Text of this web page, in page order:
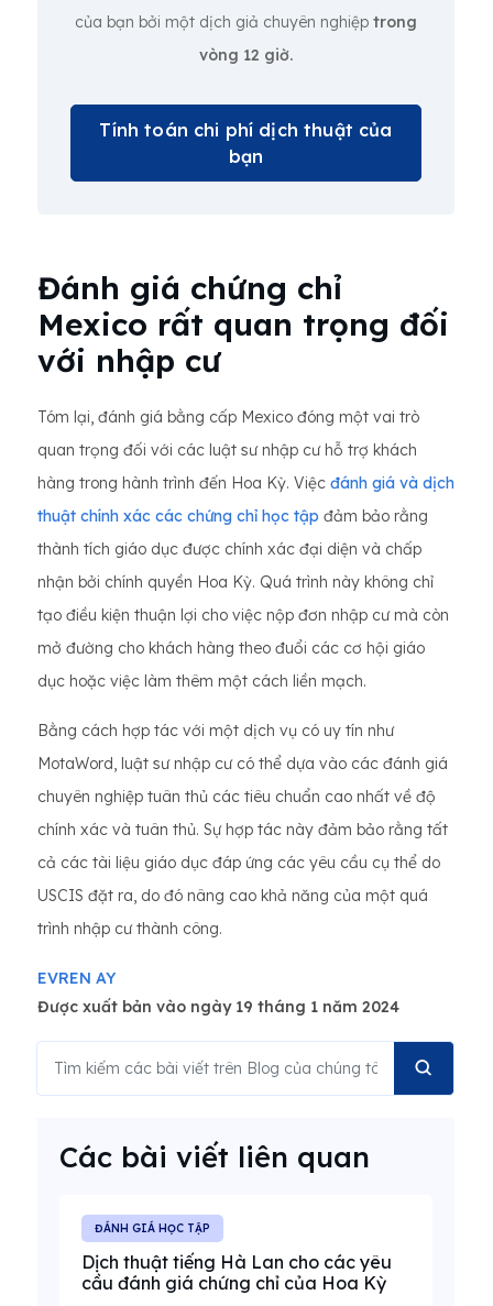
của bạn bởi một dịch giả chuyên nghiệp trong
vòng 12 giờ.
Tính toán chi phí dịch thuật của
bạn
Đánh giá chứng chỉ
Mexico rất quan trọng đối
với nhập cư
Tóm lại, đánh giá bằng cấp Mexico đóng một vai trò
quan trọng đối với các luật sư nhập cư hỗ trợ khách
hàng trong hành trình đến Hoa Kỳ. Việc đánh giá và dịch
thuật chính xác các chứng chỉ học tập đảm bảo rằng
thành tích giáo dục được chính xác đại diện và chấp
nhận bởi chính quyền Hoa Kỳ. Quá trình này không chỉ
tạo điều kiện thuận lợi cho việc nộp đơn nhập cư mà còn
mở đường cho khách hàng theo đuổi các cơ hội giáo
dục hoặc việc làm thêm một cách liền mạch.
Bằng cách hợp tác với một dịch vụ có uy tín như
MotaWord, luật sư nhập cư có thể dựa vào các đánh giá
chuyên nghiệp tuân thủ các tiêu chuẩn cao nhất về độ
chính xác và tuân thủ. Sự hợp tác này đảm bảo rằng tất
cả các tài liệu giáo dục đáp ứng các yêu cầu cụ thể do
USCIS đặt ra, do đó nâng cao khả năng của một quá
trình nhập cư thành công.
EVREN AY
Được xuất bản vào ngày 19 tháng 1 năm 2024
Các bài viết liên quan
ĐÁNH GIÁ HỌC TẬP
Dịch thuật tiếng Hà Lan cho các yêu
cầu đánh giá chứng chỉ của Hoa Kỳ